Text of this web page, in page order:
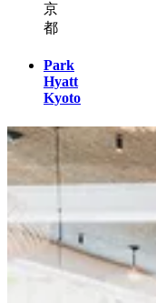
京
都
Park
Hyatt
Kyoto